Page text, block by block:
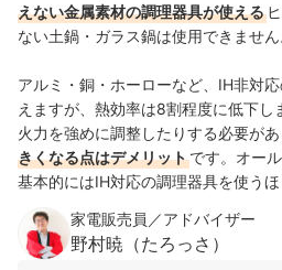
えない金属素材の調理器具が使える
ない土鍋・ガラス鍋は使用できません
アルミ・銅・ホーローなど、IH非対
えますが、熱効率は8割程度に低下し
火力を強めに調整したりする必要があ
きくなる点はデメリットです。オー
基本的にはIH対応の調理器具を使うほ
家電販売員／アドバイザー
野村暁（たろっさ）